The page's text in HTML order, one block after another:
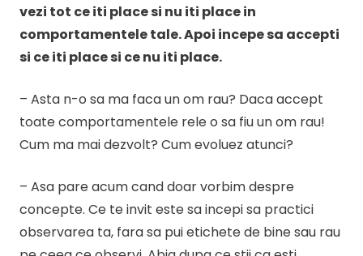
vezi tot ce iti place si nu iti place in
comportamentele tale. Apoi incepe sa accepti
si ce iti place si ce nu iti place.
– Asta n-o sa ma faca un om rau? Daca accept
toate comportamentele rele o sa fiu un om rau!
Cum ma mai dezvolt? Cum evoluez atunci?
– Asa pare acum cand doar vorbim despre
concepte. Ce te invit este sa incepi sa practici
observarea ta, fara sa pui etichete de bine sau rau